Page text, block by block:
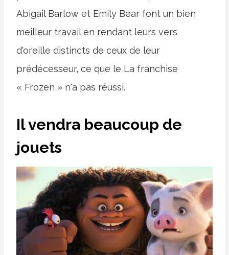
Abigail Barlow et Emily Bear font un bien
meilleur travail en rendant leurs vers
d'oreille distincts de ceux de leur
prédécesseur, ce que le La franchise
« Frozen » n'a pas réussi.
Il vendra beaucoup de
jouets